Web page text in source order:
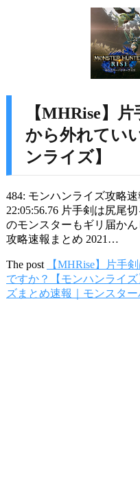
【MHRise】
から外れてい
ンライズ】
484: モンハンライズ攻略
22:05:56.76 片手剣は尻尾
のモンスターもギリ届か
攻略速報まとめ 2021…
The post
【MHRise】片手
ですか？【モンハンライズ
ズまとめ速報｜モンスタ